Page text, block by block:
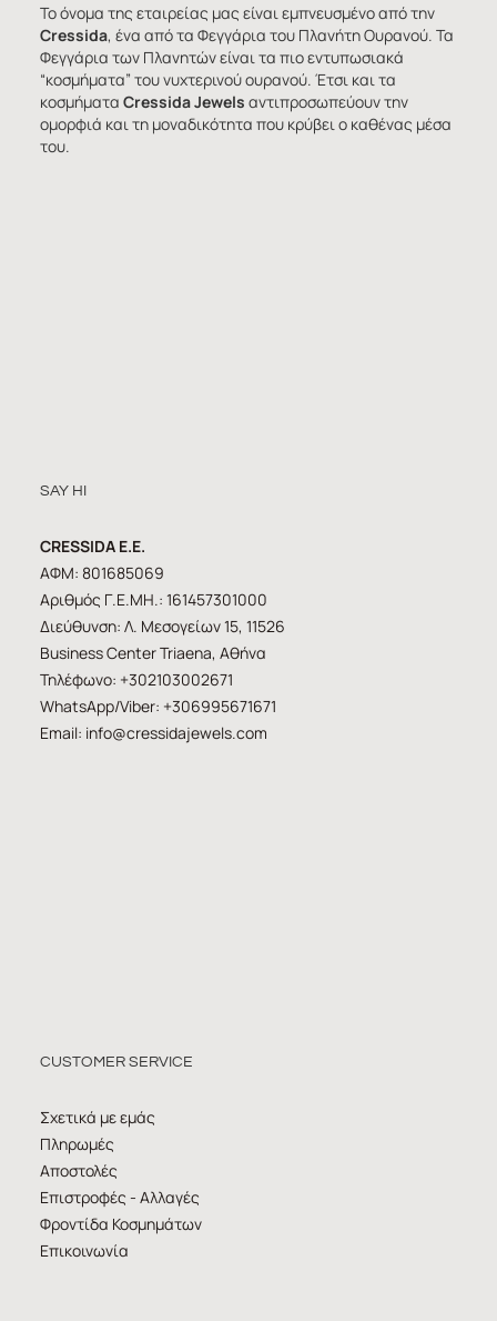
Το όνομα της εταιρείας μας είναι εμπνευσμένο από την
Cressida, ένα από τα Φεγγάρια του Πλανήτη Ουρανού. Τα
Φεγγάρια των Πλανητών είναι τα πιο εντυπωσιακά
“κοσμήματα” του νυχτερινού ουρανού. Έτσι και τα
κοσμήματα Cressida Jewels αντιπροσωπεύουν την
ομορφιά και τη μοναδικότητα που κρύβει ο καθένας μέσα
του.
SAY HI
CRESSIDA E.E.
ΑΦΜ: 801685069
Αριθμός Γ.Ε.ΜΗ.: 161457301000
Διεύθυνση: Λ. Μεσογείων 15, 11526
Business Center Triaena, Αθήνα
Τηλέφωνο: +302103002671
WhatsApp/Viber: +306995671671
Email: info@cressidajewels.com
CUSTOMER SERVICE
Σχετικά με εμάς
Πληρωμές
Αποστολές
Επιστροφές - Αλλαγές
Φροντίδα Κοσμημάτων
Επικοινωνία